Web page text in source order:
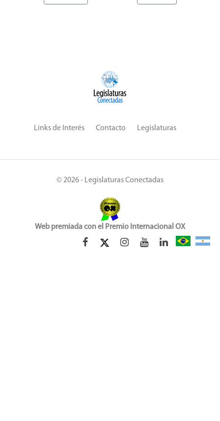
Links de Interés Contacto Legislaturas
© 2026 - Legislaturas Conectadas
Web premiada con el Premio Internacional OX